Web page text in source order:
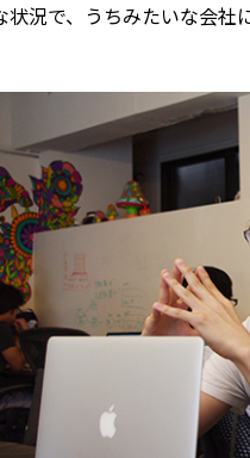
状況で、うちみたいな会社